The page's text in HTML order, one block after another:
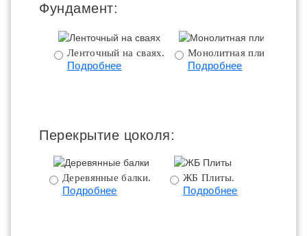
Фундамент:
Ленточный на сваях.
Подробнее
Монолитная плита.
Подробнее
Перекрытие цоколя:
Деревянные балки.
Подробнее
ЖБ Плиты.
Подробнее